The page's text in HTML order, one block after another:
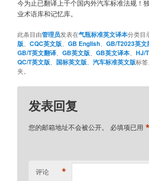
今为止已翻译上千个国内外汽车标准法规！
业术语库和记忆库。
此条目由管理员发表在气瓶标准英文译本分类目
版 、CQC英文版 、GB English 、GB/T2023英文
GB/T英文翻译 、GB英文版 、GB英文译本 、HJ/
QC/T英文版 国标英文版 、汽车标准英文版标
夹。
发表回复
您的邮箱地址不会被公开。 必填项已用*
评论 *